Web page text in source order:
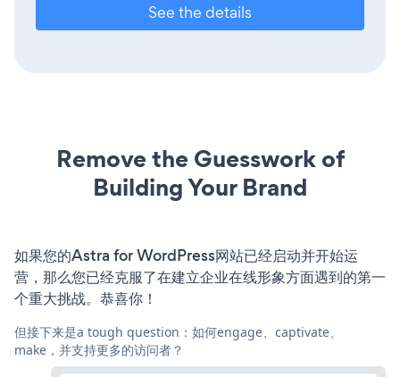
See the details
Remove the Guesswork of
Building Your Brand
如果您的Astra for WordPress网站已经启动并开始运
营，那么您已经克服了在建立企业在线形象方面遇到的第一
个重大挑战。恭喜你！
但接下来是a tough question：如何engage、captivate、
make，并支持更多的访问者？